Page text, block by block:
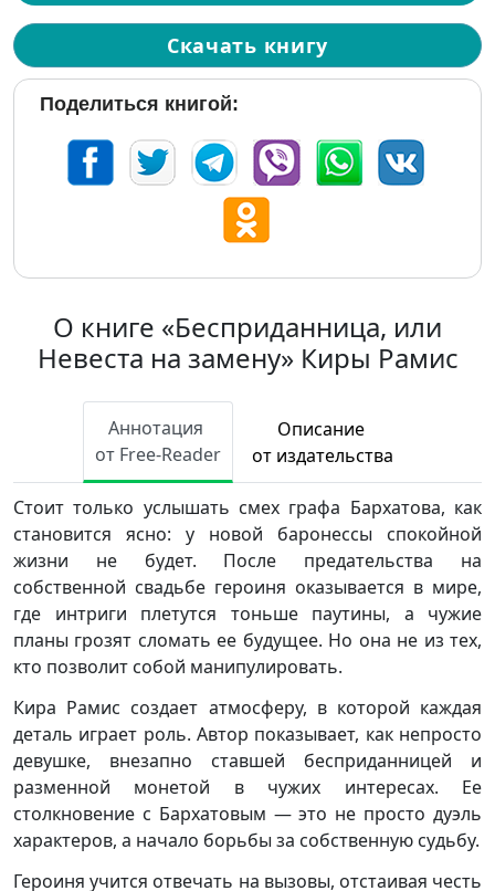
Скачать книгу
Поделиться книгой:
О книге «Бесприданница, или
Невеста на замену» Киры Рамис
Аннотация
от Free-Reader
Описание
от издательства
Стоит только услышать смех графа Бархатова, как
становится ясно: у новой баронессы спокойной
жизни не будет. После предательства на
собственной свадьбе героиня оказывается в мире,
где интриги плетутся тоньше паутины, а чужие
планы грозят сломать ее будущее. Но она не из тех,
кто позволит собой манипулировать.
Кира Рамис создает атмосферу, в которой каждая
деталь играет роль. Автор показывает, как непросто
девушке, внезапно ставшей бесприданницей и
разменной монетой в чужих интересах. Ее
столкновение с Бархатовым — это не просто дуэль
характеров, а начало борьбы за собственную судьбу.
Героиня учится отвечать на вызовы, отстаивая честь